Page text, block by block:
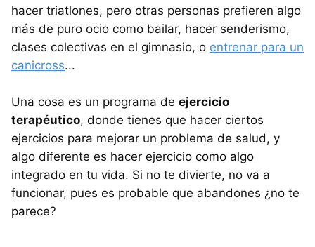
hacer triatlones, pero otras personas prefieren algo
más de puro ocio como bailar, hacer senderismo,
clases colectivas en el gimnasio, o entrenar para un
canicross...
Una cosa es un programa de ejercicio
terapéutico, donde tienes que hacer ciertos
ejercicios para mejorar un problema de salud, y
algo diferente es hacer ejercicio como algo
integrado en tu vida. Si no te divierte, no va a
funcionar, pues es probable que abandones ¿no te
parece?